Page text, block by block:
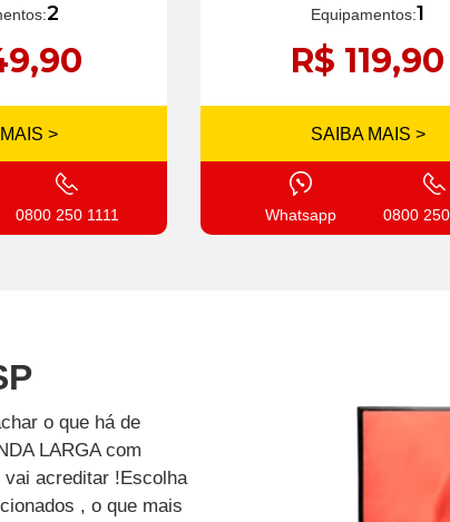
2
>
0800 250 1111
Equipamentos:1
R$ 119,90
SAIBA MAIS >
Whatsapp 0800
o que há de
LARGA com
acreditar !Escolha
, o que mais